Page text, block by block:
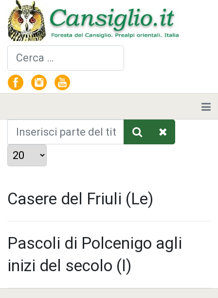
Cerca
Inserisci parte del titolo
Visualizza #
Casere del Friuli (Le)
Pascoli di Polcenigo agli
inizi del secolo (I)